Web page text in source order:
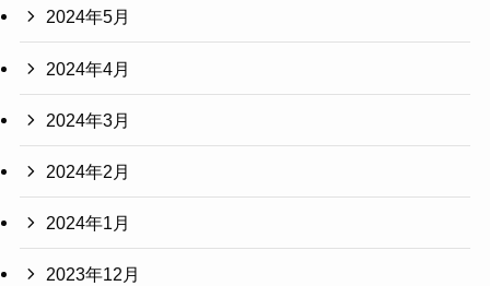
2024年5月
2024年4月
2024年3月
2024年2月
2024年1月
2023年12月